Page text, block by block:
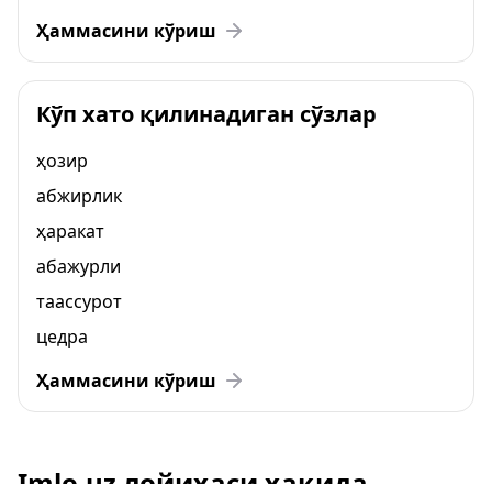
Ҳаммасини кўриш
Кўп хато қилинадиган сўзлар
ҳозир
абжирлик
ҳаракат
абажурли
таассурот
цедра
Ҳаммасини кўриш